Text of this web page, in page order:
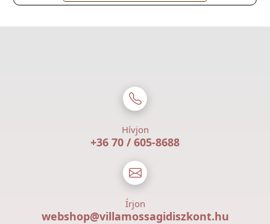
Hívjon
+36 70 / 605-8688
Írjon
webshop@villamossagidiszkont.hu